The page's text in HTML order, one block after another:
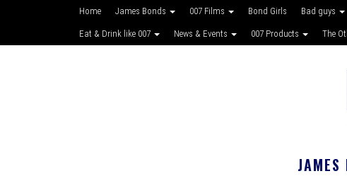
Home James Bonds 007 Films Bond Girls Bad guys
Eat & Drink like 007 News & Events 007 Products The